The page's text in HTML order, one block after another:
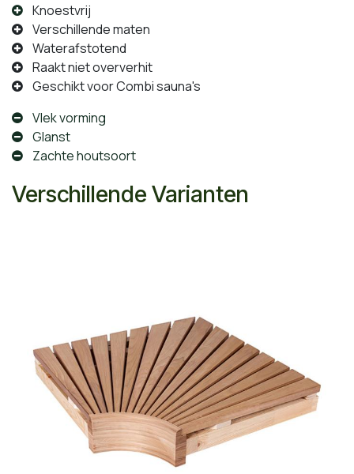
Knoestvrij
Verschillende maten
Waterafstotend
Raakt niet oververhit
Geschikt voor Combi sauna's
Vlek vorming
Glanst
Zachte houtsoort
Verschillende Varianten